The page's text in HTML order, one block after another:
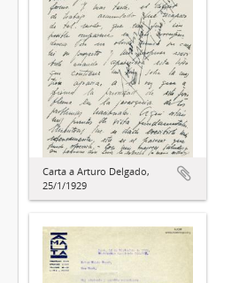
Carta a Arturo Delgado,
25/1/1929